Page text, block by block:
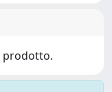
prodotto.